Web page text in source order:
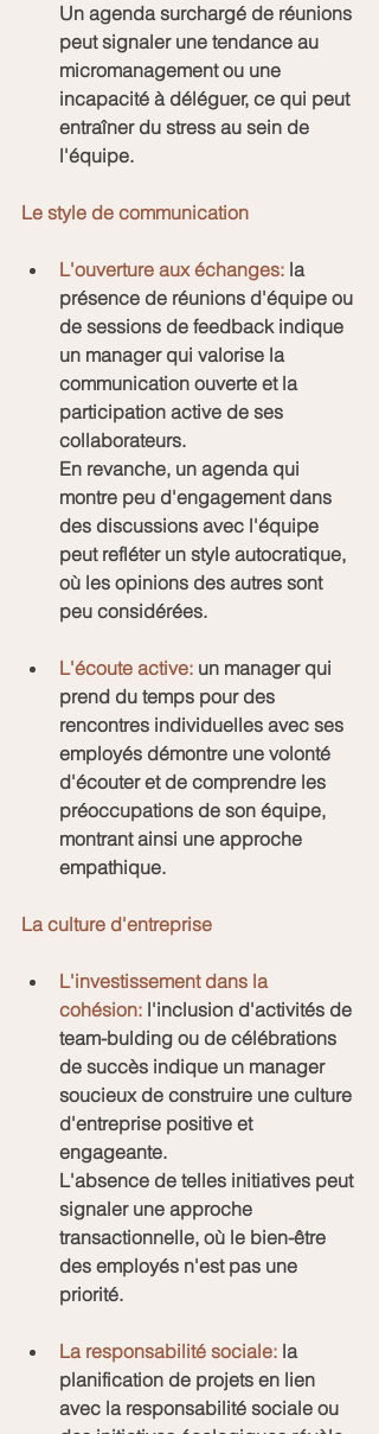
Un agenda surchargé de réunions
peut signaler une tendance au
micromanagement ou une
incapacité à déléguer, ce qui peut
entraîner du stress au sein de
l'équipe.
Le style de communication
L'ouverture aux échanges: la
présence de réunions d'équipe ou
de sessions de feedback indique
un manager qui valorise la
communication ouverte et la
participation active de ses
collaborateurs.
En revanche, un agenda qui
montre peu d'engagement dans
des discussions avec l'équipe
peut refléter un style autocratique,
où les opinions des autres sont
peu considérées.
L'écoute active: un manager qui
prend du temps pour des
rencontres individuelles avec ses
employés démontre une volonté
d'écouter et de comprendre les
préoccupations de son équipe,
montrant ainsi une approche
empathique.
La culture d'entreprise
L'investissement dans la
cohésion: l'inclusion d'activités de
team-bulding ou de célébrations
de succès indique un manager
soucieux de construire une culture
d'entreprise positive et
engageante.
L'absence de telles initiatives peut
signaler une approche
transactionnelle, où le bien-être
des employés n'est pas une
priorité.
La responsabilité sociale: la
planification de projets en lien
avec la responsabilité sociale ou